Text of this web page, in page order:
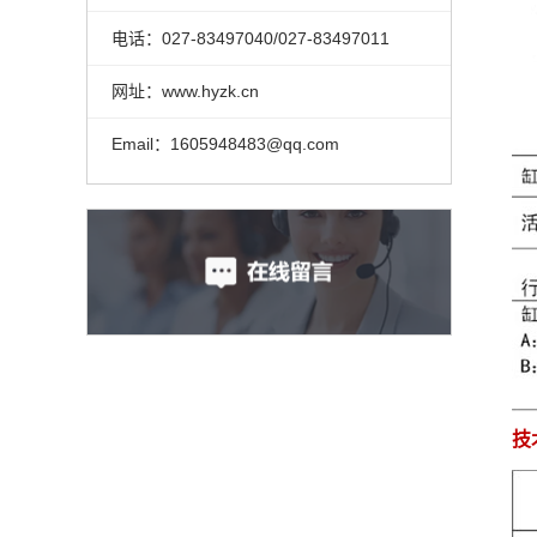
电话：027-83497040/027-83497011
网址：www.hyzk.cn
Email：1605948483@qq.com
技